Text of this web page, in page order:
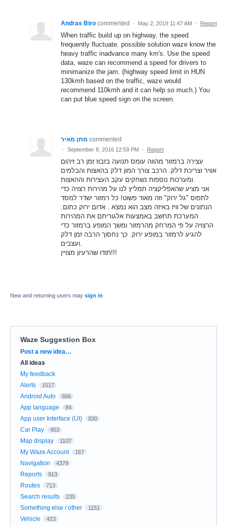
Andras Biro commented · May 2, 2019 11:47 AM · Report
When traffic build up on highway, the speed
frequently fluctuate. possible solution waze know the
heavy traffic inadvance many km's. Use the speed
data, waze can recommend a speed for drivers to
minimanize the jam. (highway speed limit in HUN
130kmh based on the traffic, waze would
recommend 110kmh and it can help so much.) You
can put blue speed sign on the screen.
מתן מאיר commented
· September 8, 2016 12:59 PM · Report
עצירה ברמזור מהווה עומס תנועה בזבוז זמן רב זיהום
אוויר וצריכת דלק. הרכב צורך המון דלק בהאצות והבלמים
אני מציע שהאפליקציה תמליץ לנו על מהירות רצויה כדי
לתפוס "גל ירוק" וזה מאוד פשוט! כל רמזור ישדר למסד
הנתונים של וויז באיזה מצב הוא נמצא . אדום ירוק כתום.
המערכת תחשב באמצעות אלגוריתם את המהירות
הרצויה על פי המרחק מהרמזור ומשך המופע ברמזור כדי
להגיע לרמזור במופע ירוק. כך נחסוך הרבה זמן דלק
תודו שהרעיון מצויין!!!
New and returning users may sign in
Waze Suggestion Box
Categories
Post a new idea…
All ideas
My feedback
Alerts
1517
Android Auto 666
App language 84
App user Interface (UI) 830
Car Play 453
Map display 1107
My Waze Account 167
Navigation 4379
Reports 913
Routes 713
Search results 235
Something else / other 1151
Vehicle 423